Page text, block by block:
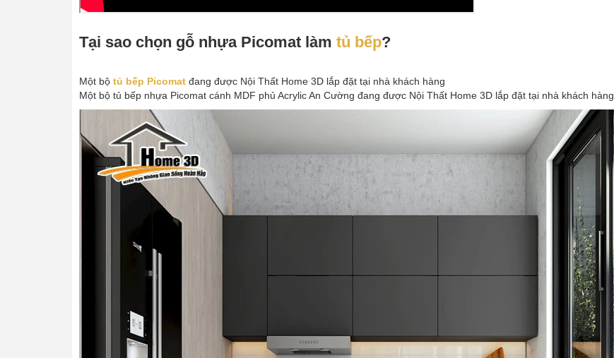
Tại sao chọn gỗ nhựa Picomat làm tủ bếp?
Một bộ tủ bếp Picomat đang được Nội Thất Home 3D lắp đặt tại nhà khách hàng
Một bộ tủ bếp nhựa Picomat cánh MDF phủ Acrylic An Cường đang được Nội Thất Home 3D lắp đặt tại nhà khách hàng